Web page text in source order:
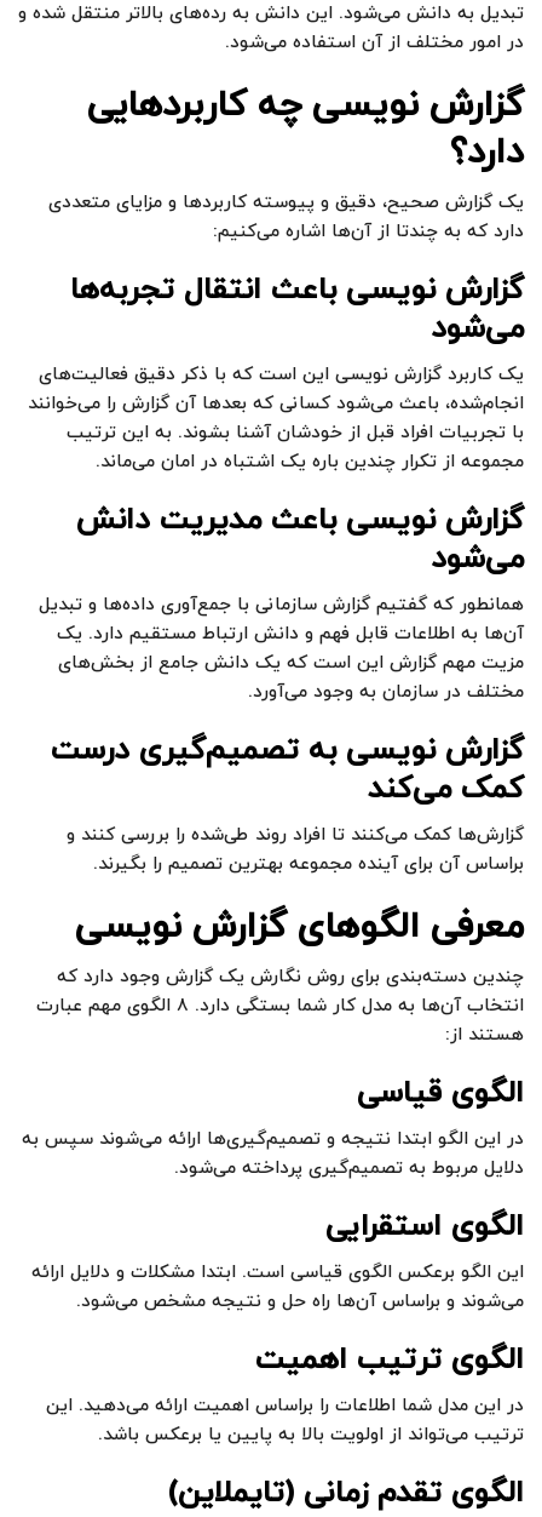
تبدیل به دانش می‌شود. این دانش به رده‌های بالاتر منتقل شده و
در امور مختلف از آن استفاده می‌شود.
گزارش نویسی چه کاربردهایی
دارد؟
یک گزارش صحیح، دقیق و پیوسته کاربردها و مزایای متعددی
دارد که به چندتا از آن‌ها اشاره می‌کنیم:
گزارش نویسی باعث انتقال تجربه‌ها
می‌شود
یک کاربرد گزارش نویسی این است که با ذکر دقیق فعالیت‌های
انجام‌شده، باعث می‌شود کسانی که بعدها آن گزارش را می‌خوانند
با تجربیات افراد قبل از خودشان آشنا بشوند. به این ترتیب
مجموعه از تکرار چندین باره یک اشتباه در امان می‌ماند.
گزارش نویسی باعث مدیریت دانش
می‌شود
همانطور که گفتیم گزارش سازمانی با جمع‌آوری داده‌ها و تبدیل
آن‌ها به اطلاعات قابل فهم و دانش ارتباط مستقیم دارد. یک
مزیت مهم گزارش این است که یک دانش جامع از بخش‌های
مختلف در سازمان به وجود می‌‌آورد.
گزارش نویسی به تصمیم‌گیری درست
کمک می‌کند
گزارش‌ها کمک می‌کنند تا افراد روند طی‌شده را بررسی کنند و
براساس آن برای آینده مجموعه بهترین تصمیم را بگیرند.
معرفی الگوهای گزارش نویسی
چندین دسته‌بندی برای روش نگارش یک گزارش وجود دارد که
انتخاب آن‌ها به مدل کار شما بستگی دارد. ۸ الگوی مهم عبارت
هستند از:
الگوی قیاسی
در این الگو ابتدا نتیجه و تصمیم‌گیری‌ها ارائه می‌شوند سپس به
دلایل مربوط به تصمیم‌گیری پرداخته می‌شود.
الگوی استقرایی
این الگو برعکس الگوی قیاسی است. ابتدا مشکلات و دلایل ارائه
می‌شوند و براساس آن‌ها راه حل و نتیجه مشخص می‌شود.
الگوی ترتیب اهمیت
در این مدل شما اطلاعات را براساس اهمیت ارائه می‌دهید. این
ترتیب می‌تواند از اولویت بالا به پایین یا برعکس باشد.
الگوی تقدم زمانی (تایملاین)